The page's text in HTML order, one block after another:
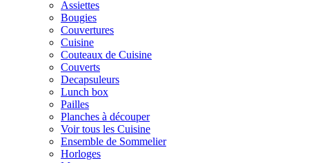
Assiettes
Bougies
Couvertures
Cuisine
Couteaux de Cuisine
Couverts
Decapsuleurs
Lunch box
Pailles
Planches à découper
Voir tous les Cuisine
Ensemble de Sommelier
Horloges